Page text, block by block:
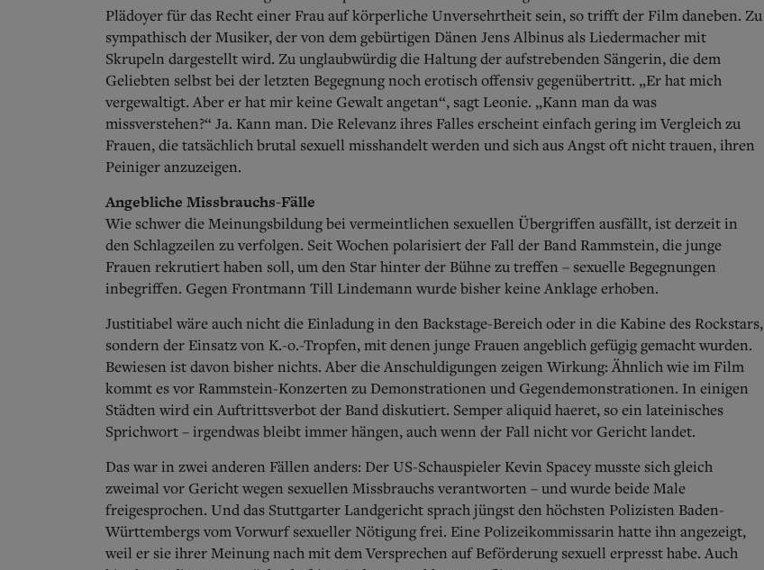
Plädoyer für das Recht einer Frau auf körperliche Unversehrtheit sein, so trifft der Film daneben. Zu
sympathisch der Musiker, der von dem gebürtigen Dänen Jens Albinus als Liedermacher mit
Skrupeln dargestellt wird. Zu unglaubwürdig die Haltung der aufstrebenden Sängerin, die dem
Geliebten selbst bei der letzten Begegnung noch erotisch offensiv gegenübertritt. „Er hat mich
vergewaltigt. Aber er hat mir keine Gewalt angetan“, sagt Leonie. „Kann man da was
missverstehen?“ Ja. Kann man. Die Relevanz ihres Falles erscheint einfach gering im Vergleich zu
Frauen, die tatsächlich brutal sexuell misshandelt werden und sich aus Angst oft nicht trauen, ihren
Peiniger anzuzeigen.
Angebliche Missbrauchs-Fälle
Wie schwer die Meinungsbildung bei vermeintlichen sexuellen Übergriffen ausfällt, ist derzeit in
den Schlagzeilen zu verfolgen. Seit Wochen polarisiert der Fall der Band Rammstein, die junge
Frauen rekrutiert haben soll, um den Star hinter der Bühne zu treffen – sexuelle Begegnungen
inbegriffen. Gegen Frontmann Till Lindemann wurde bisher keine Anklage erhoben.
Justitiabel wäre auch nicht die Einladung in den Backstage-Bereich oder in die Kabine des Rockstars,
sondern der Einsatz von K.-o.-Tropfen, mit denen junge Frauen angeblich gefügig gemacht wurden.
Bewiesen ist davon bisher nichts. Aber die Anschuldigungen zeigen Wirkung: Ähnlich wie im Film
kommt es vor Rammstein-Konzerten zu Demonstrationen und Gegendemonstrationen. In einigen
Städten wird ein Auftrittsverbot der Band diskutiert. Semper aliquid haeret, so ein lateinisches
Sprichwort – irgendwas bleibt immer hängen, auch wenn der Fall nicht vor Gericht landet.
Das war in zwei anderen Fällen anders: Der US-Schauspieler Kevin Spacey musste sich gleich
zweimal vor Gericht wegen sexuellen Missbrauchs verantworten – und wurde beide Male
freigesprochen. Und das Stuttgarter Landgericht sprach jüngst den höchsten Polizisten Baden-
Württembergs vom Vorwurf sexueller Nötigung frei. Eine Polizeikommissarin hatte ihn angezeigt,
weil er sie ihrer Meinung nach mit dem Versprechen auf Beförderung sexuell erpresst habe. Auch